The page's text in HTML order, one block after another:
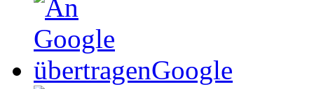
Google